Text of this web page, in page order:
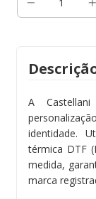
A
identidade.
térmica DTF
medida,
marca